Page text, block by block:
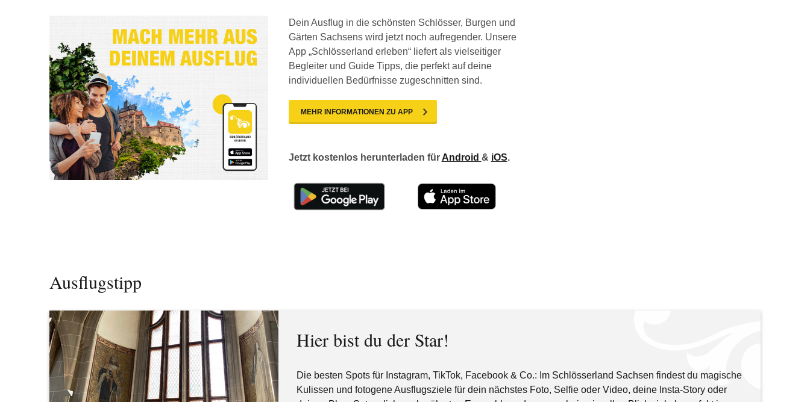
Dein Ausflug in die schönsten Schlösser, Burgen und
Gärten Sachsens wird jetzt noch aufregender. Unsere
App „Schlösserland erleben“ liefert als vielseitiger
Begleiter und Guide Tipps, die perfekt auf deine
individuellen Bedürfnisse zugeschnitten sind.
MEHR INFORMATIONEN ZU APP
Jetzt kostenlos herunterladen für Android & iOS.
Ausflugstipp
Hier bist du der Star!
Die besten Spots für Instagram, TikTok, Facebook & Co.: Im Schlösserland Sachsen findest du magische
Kulissen und fotogene Ausflugsziele für dein nächstes Foto, Selfie oder Video, deine Insta-Story oder